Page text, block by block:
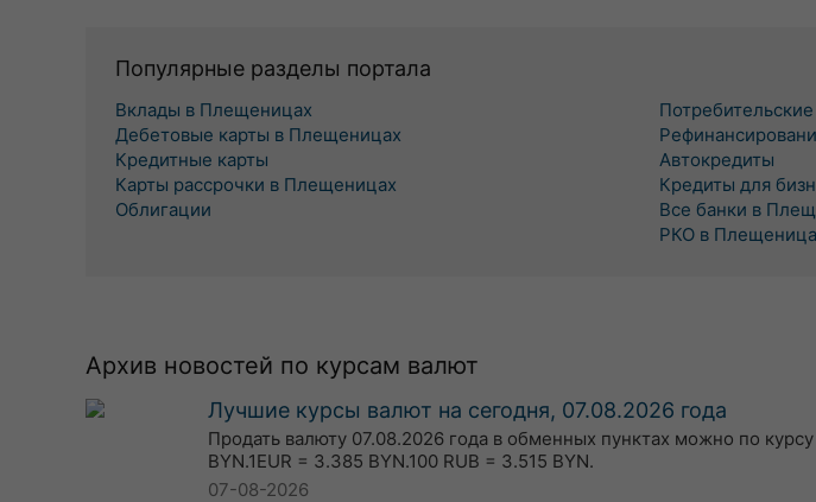
Популярные разделы портала
Вклады в Плещеницах
Дебетовые карты в Плещеницах
Кредитные карты
Карты рассрочки в Плещеницах
Облигации
Автокредиты
Кредиты для
Все банки в
РКО в
Архив новостей по курсам валют
Лучшие курсы валют на сегодня, 07.08.2026 года
Продать валюту 07.08.2026 года в обменных пунктах можно по
BYN.1EUR = 3.385 BYN.100 RUB = 3.515 BYN.
07-08-2026